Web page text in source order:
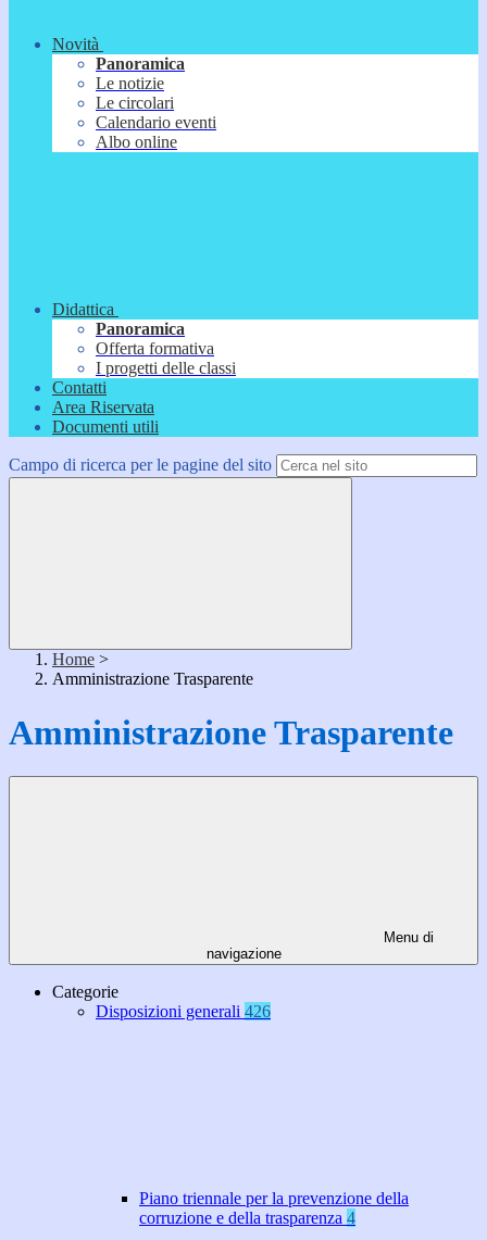
Novità
Panoramica
Le notizie
Le circolari
Calendario eventi
Albo online
Didattica
Panoramica
Offerta formativa
I progetti delle classi
Contatti
Area Riservata
Documenti utili
Campo di ricerca per le pagine del sito
Home >
Amministrazione Trasparente
Amministrazione Trasparente
Menu di
navigazione
Categorie
Disposizioni generali 426
Piano triennale per la prevenzione della
corruzione e della trasparenza 4